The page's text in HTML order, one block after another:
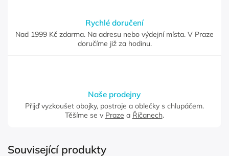
Rychlé doručení
Nad 1999 Kč zdarma. Na adresu nebo výdejní místa. V Praze
doručíme již za hodinu.
Naše prodejny
Přijď vyzkoušet obojky, postroje a oblečky s chlupáčem.
Těšíme se v Praze a Říčanech.
Související produkty